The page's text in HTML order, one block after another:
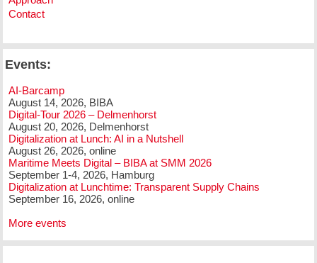
Contact
Events:
AI-Barcamp
August 14, 2026, BIBA
Digital-Tour 2026 – Delmenhorst
August 20, 2026, Delmenhorst
Digitalization at Lunch: AI in a Nutshell
August 26, 2026, online
Maritime Meets Digital – BIBA at SMM 2026
September 1-4, 2026, Hamburg
Digitalization at Lunchtime: Transparent Supply Chains
September 16, 2026, online
More events